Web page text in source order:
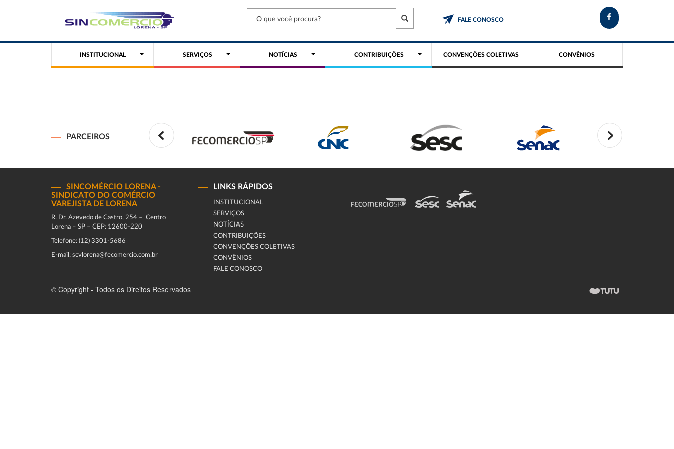
FALE CONOSCO
INSTITUCIONAL SERVIÇOS NOTÍCIAS CONTRIBUIÇÕES CONVENÇÕES COLETIVAS CONVÊNIOS
PARCEIROS
SINCOMÉRCIO LORENA -
SINDICATO DO COMÉRCIO
VAREJISTA DE LORENA
R. Dr. Azevedo de Castro, 254 – Centro
Lorena – SP – CEP: 12600-220
Telefone: (12) 3301-5686
E-mail: scvlorena@fecomercio.com.br
LINKS RÁPIDOS
INSTITUCIONAL
SERVIÇOS
NOTÍCIAS
CONTRIBUIÇÕES
CONVENÇÕES COLETIVAS
CONVÊNIOS
FALE CONOSCO
© Copyright - Todos os Direitos Reservados